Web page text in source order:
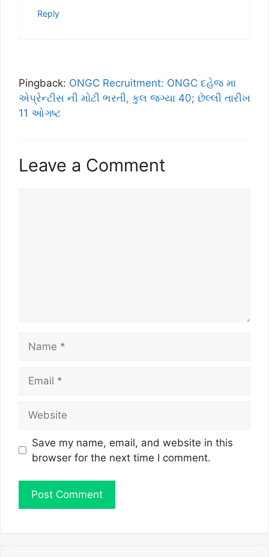
Reply
Pingback: ONGC Recruitment: ONGC દહેજ મા
એપ્રેન્ટીસ ની મોટી ભરતી, કુલ જગ્યા 40; છેલ્લી તારીખ
11 ઓગષ્ટ
Leave a Comment
Save my name, email, and website in this
browser for the next time I comment.